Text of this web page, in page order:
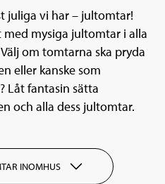
juliga vi har – jultomtar!
mysiga jultomtar i alla
om tomtarna ska pryda
eller kanske som
Låt fantasin sätta
och alla dess jultomtar.
INOMHUS